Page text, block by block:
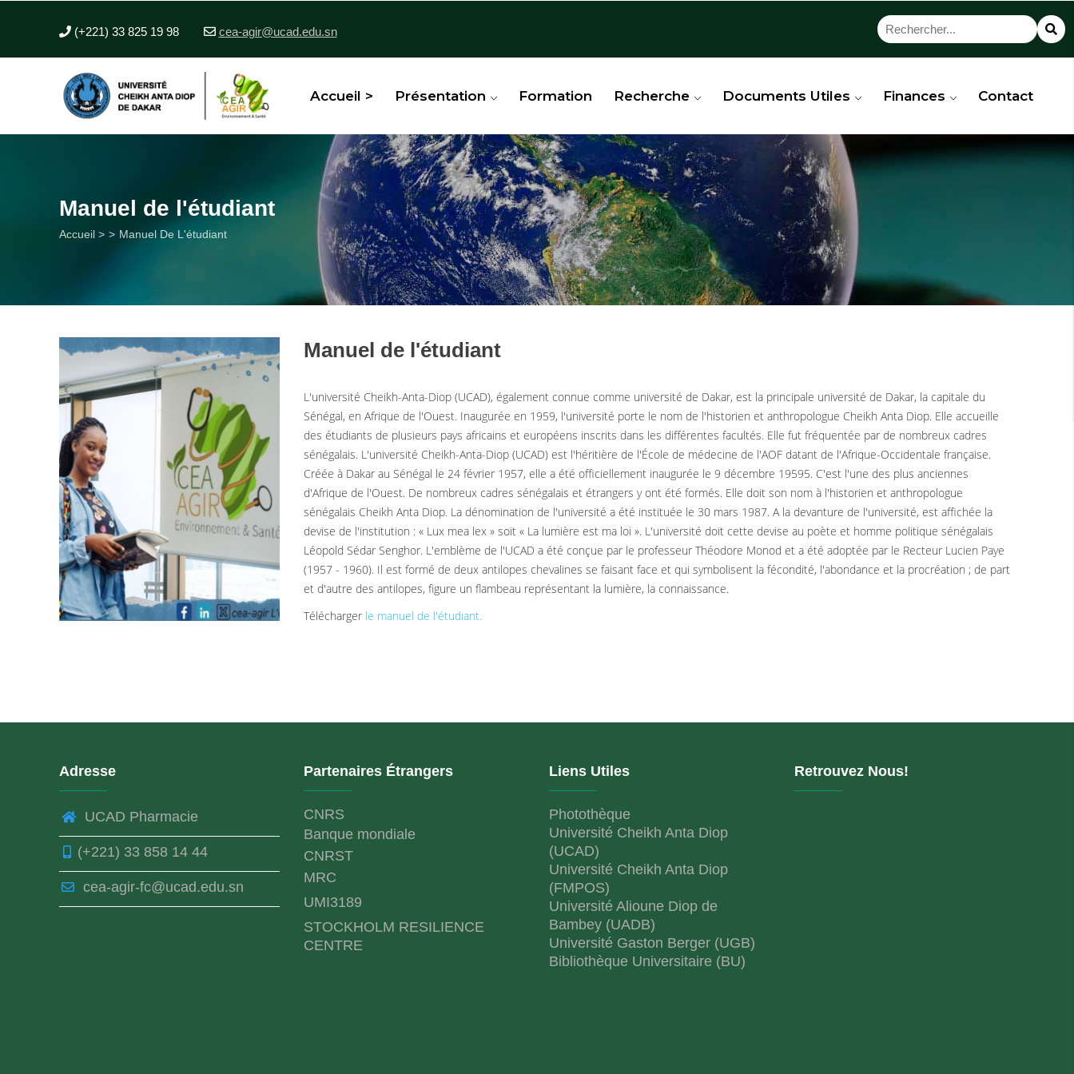
(+221) 33 825 19 98 cea-agir@ucad.edu.sn
Accueil > Présentation Formation Recherche Documents Utiles Finances Contact
Manuel de l'étudiant
Fil
Accueil > Manuel De L'étudiant
Manuel de l'étudiant
L'université Cheikh-Anta-Diop (UCAD), également connue comme université de Dakar, est la principale université de Dakar, la capitale du
Sénégal, en Afrique de l'Ouest. Inaugurée en 1959, l'université porte le nom de l'historien et anthropologue Cheikh Anta Diop. Elle accueille
des étudiants de plusieurs pays africains et européens inscrits dans les différentes facultés. Elle fut fréquentée par de nombreux cadres
sénégalais. L'université Cheikh-Anta-Diop (UCAD) est l'héritière de l'École de médecine de l'AOF datant de l'Afrique-Occidentale française.
Créée à Dakar au Sénégal le 24 février 1957, elle a été officiellement inaugurée le 9 décembre 19595. C'est l'une des plus anciennes
d'Afrique de l'Ouest. De nombreux cadres sénégalais et étrangers y ont été formés. Elle doit son nom à l'historien et anthropologue
sénégalais Cheikh Anta Diop. La dénomination de l'université a été instituée le 30 mars 1987. A la devanture de l'université, est affichée la
devise de l'institution : « Lux mea lex » soit « La lumière est ma loi ». L'université doit cette devise au poète et homme politique sénégalais
Léopold Sédar Senghor. L'emblème de l'UCAD a été conçue par le professeur Théodore Monod et a été adoptée par le Recteur Lucien Paye
(1957 - 1960). Il est formé de deux antilopes chevalines se faisant face et qui symbolisent la fécondité, l'abondance et la procréation ; de part
et d'autre des antilopes, figure un flambeau représentant la lumière, la connaissance.
Télécharger le manuel de l'étudiant.
Adresse
UCAD Pharmacie
(+221) 33 858 14 44
cea-agir-fc@ucad.edu.sn
Partenaires Étrangers
CNRS
Banque mondiale
CNRST
MRC
UMI3189
STOCKHOLM RESILIENCE
CENTRE
Liens Utiles
Photothèque
Université Cheikh Anta Diop
(UCAD)
Université Cheikh Anta Diop
(FMPOS)
Université Alioune Diop de
Bambey (UADB)
Université Gaston Berger (UGB)
Bibliothèque Universitaire (BU)
Retrouvez Nous!